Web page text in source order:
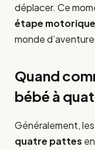
déplacer. Ce
étape motorique
monde
Quand
bébé à
Généralement,
quatre pattes